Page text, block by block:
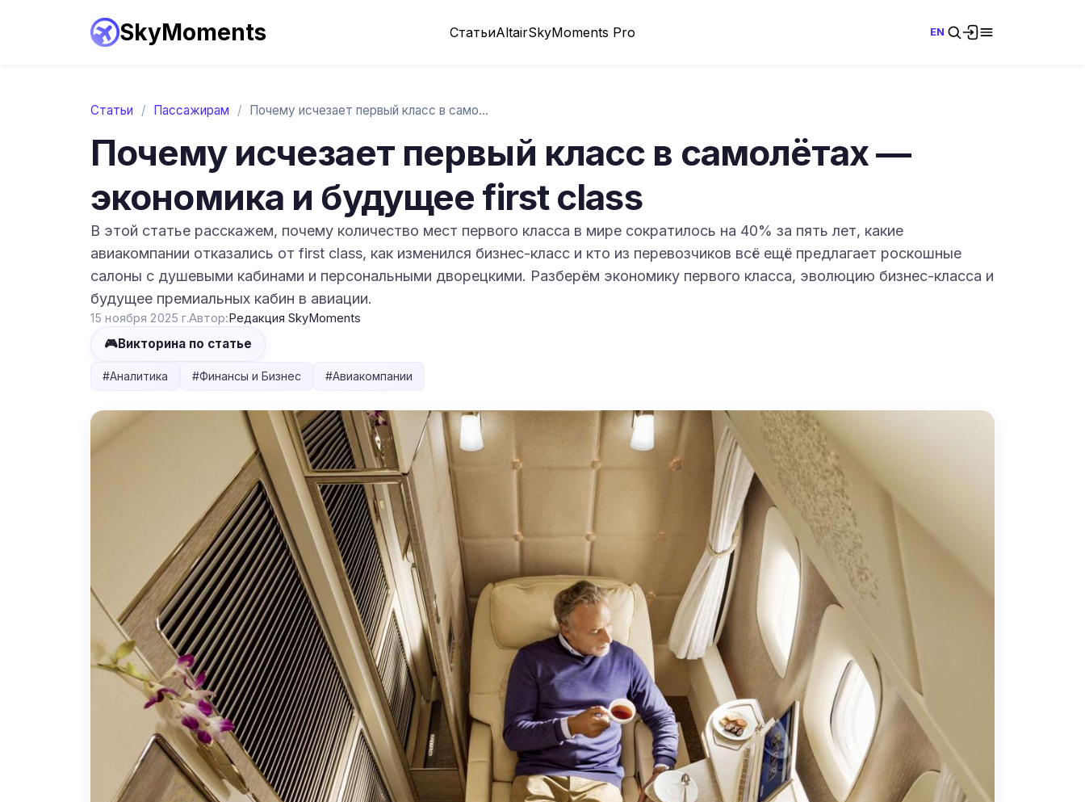
SkyMoments СтатьиAltairSkyMoments Pro EN
Статьи / Пассажирам / Почему исчезает первый класс в самолётах…
Почему исчезает первый класс в самолётах —
экономика и будущее first class
В этой статье расскажем, почему количество мест первого класса в мире сократилось на 40% за пять лет, какие
авиакомпании отказались от first class, как изменился бизнес-класс и кто из перевозчиков всё ещё предлагает роскошные
салоны с душевыми кабинами и персональными дворецкими. Разберём экономику первого класса, эволюцию бизнес-класса и
будущее премиальных кабин в авиации.
15 ноября 2025 г.Автор:Редакция SkyMoments
🎮Викторина по статье
#Аналитика #Финансы и Бизнес #Авиакомпании